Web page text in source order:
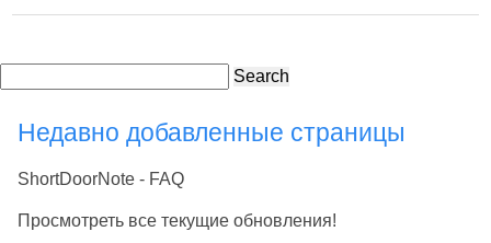
Search
Недавно добавленные страницы
ShortDoorNote - FAQ
Просмотреть все текущие обновления!